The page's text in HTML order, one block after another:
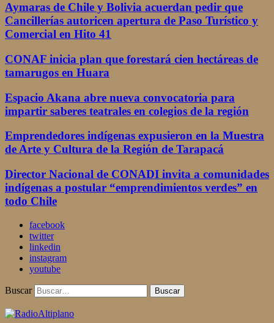
Aymaras de Chile y Bolivia acuerdan pedir que
Cancillerías autoricen apertura de Paso Turístico y
Comercial en Hito 41
CONAF inicia plan que forestará cien hectáreas de
tamarugos en Huara
Espacio Akana abre nueva convocatoria para
impartir saberes teatrales en colegios de la región
Emprendedores indígenas expusieron en la Muestra
de Arte y Cultura de la Región de Tarapacá
Director Nacional de CONADI invita a comunidades
indígenas a postular “emprendimientos verdes” en
todo Chile
facebook
twitter
linkedin
instagram
youtube
Buscar